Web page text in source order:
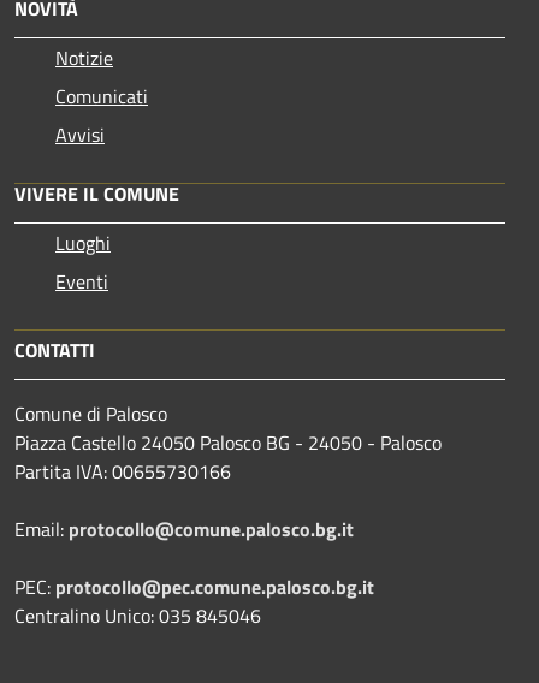
NOVITÀ
Notizie
Comunicati
Avvisi
VIVERE IL COMUNE
Luoghi
Eventi
CONTATTI
Comune di Palosco
Piazza Castello 24050 Palosco BG - 24050 - Palosco
Partita IVA: 00655730166
Email: protocollo@comune.palosco.bg.it
PEC: protocollo@pec.comune.palosco.bg.it
Centralino Unico: 035 845046